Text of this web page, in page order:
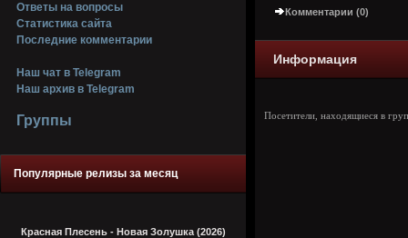
Ответы на вопросы
Статистика сайта
Последние комментарии
Наш чат в Telegram
Наш архив в Telegram
Группы
Популярные релизы за месяц
Красная Плесень - Новая Золушка (2026)
Комментарии (0)
Информация
Посетители, находящиеся в